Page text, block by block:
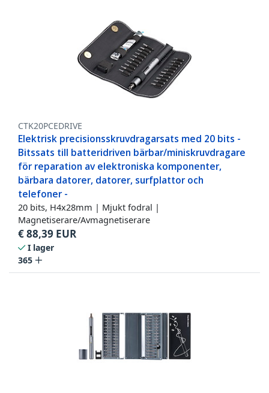
CTK20PCEDRIVE
Elektrisk precisionsskruvdragarsats med 20 bits -
Bitssats till batteridriven bärbar/miniskruvdragare
för reparation av elektroniska komponenter,
bärbara datorer, datorer, surfplattor och
telefoner -
20 bits, H4x28mm | Mjukt fodral |
Magnetiserare/Avmagnetiserare
€88,39 EUR
I lager
365